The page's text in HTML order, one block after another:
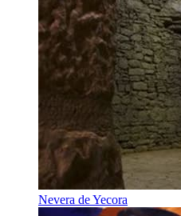
Nevera de Yecora